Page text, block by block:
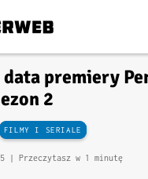
premiery
2
FILMY I SERIALE
| Przeczytasz w 1 minutę